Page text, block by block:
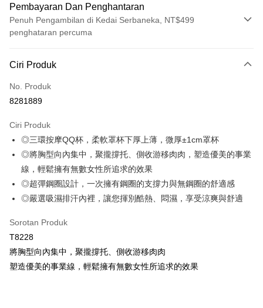
Pembayaran Dan Penghantaran
Penuh Pengambilan di Kedai Serbaneka, NT$499
penghataran percuma
Kad Kredit (Bayaran Penuh)
Pengambilan di Kedai Serbaneka
Apple Pay
JKOPAY
Easy Wallet
Plus PAY
OP Pay Later
Deskripsi
[Terma Penggunaan untuk OP Pay Later]
Perkhidmatan ini disediakan oleh Taiwan Mobile dan tersedia untuk
AFTEE
Deskripsi
Ciri Produk
No. Produk
8281889
Ciri Produk
◎三環按摩QQ杯，柔軟罩杯下厚上薄，微厚±1cm罩杯
◎將胸型向內集中，聚攏撐托、側收游移肉肉，塑造優美的事業
線，輕鬆擁有無數女性所追求的效果
◎超彈鋼圈設計，一次擁有鋼圈的支撐力與無鋼圈的舒適感
◎嚴選吸濕排汗內裡，讓您揮別酷熱、悶濕，享受涼爽與舒適
Sorotan Produk
T8228
將胸型向內集中，聚攏撐托、側收游移肉肉
塑造優美的事業線，輕鬆擁有無數女性所追求的效果